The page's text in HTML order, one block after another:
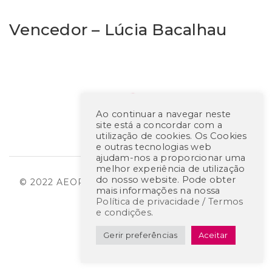
Vencedor – Lúcia Bacalhau
© 2022 AEOP – CREATED BYRHP CONSULTING
Ao continuar a navegar neste
site está a concordar com a
utilização de cookies. Os Cookies
e outras tecnologias web
ajudam-nos a proporcionar uma
melhor experiência de utilização
do nosso website. Pode obter
mais informações na nossa
Política de privacidade / Termos
e condições.
Gerir preferências Aceitar